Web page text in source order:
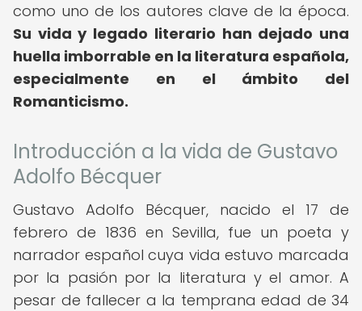
como uno de los autores clave de la época.
Su vida y legado literario han dejado una
huella imborrable en la literatura española,
especialmente en el ámbito del
Romanticismo.
Introducción a la vida de Gustavo
Adolfo Bécquer
Gustavo Adolfo Bécquer, nacido el 17 de
febrero de 1836 en Sevilla, fue un poeta y
narrador español cuya vida estuvo marcada
por la pasión por la literatura y el amor. A
pesar de fallecer a la temprana edad de 34